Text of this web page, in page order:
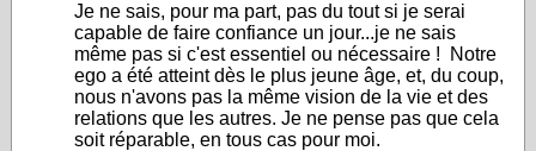
Je ne sais, pour ma part, pas du tout si je serai
capable de faire confiance un jour...je ne sais
même pas si c'est essentiel ou nécessaire ! Notre
ego a été atteint dès le plus jeune âge, et, du coup,
nous n'avons pas la même vision de la vie et des
relations que les autres. Je ne pense pas que cela
soit réparable, en tous cas pour moi.